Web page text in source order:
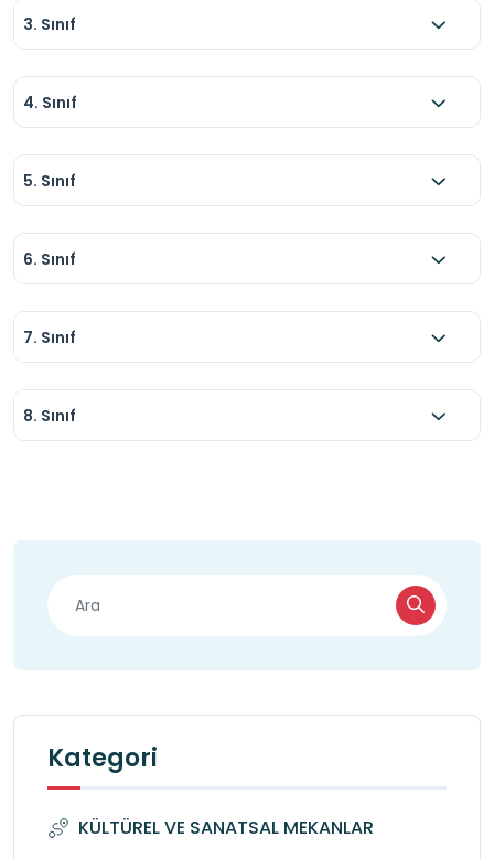
3. Sınıf
4. Sınıf
5. Sınıf
6. Sınıf
7. Sınıf
8. Sınıf
Kategori
KÜLTÜREL VE SANATSAL MEKANLAR